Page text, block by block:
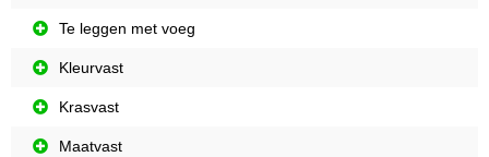
Te leggen met voeg
Kleurvast
Krasvast
Maatvast